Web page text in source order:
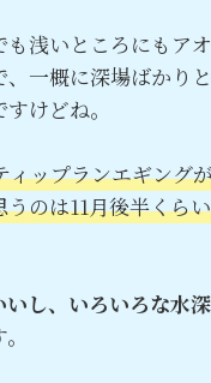
も浅いところにもア
、一概に深場ばかり
けどね。
ィップランエギング
のは11月後半くらい
いし、いろいろな水